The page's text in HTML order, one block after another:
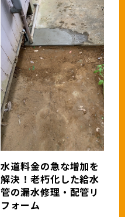
水道料金の急な増加を
解決！老朽化した給水
管の漏水修理・配管リ
フォーム